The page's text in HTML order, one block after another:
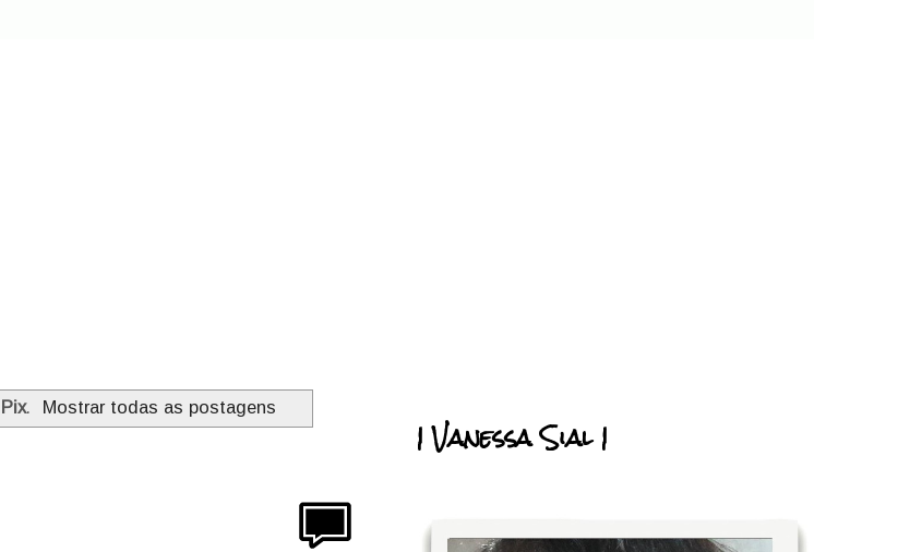
. Mostrar todas as postagens
| Vanessa Sial |